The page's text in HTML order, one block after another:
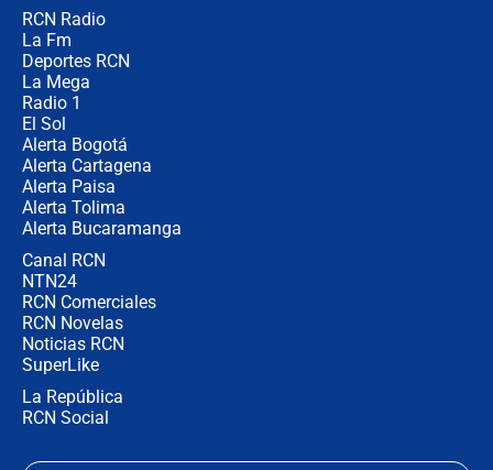
RCN Radio
La Fm
Deportes RCN
La Mega
Radio 1
El Sol
Alerta Bogotá
Alerta Cartagena
Alerta Paisa
Alerta Tolima
Alerta Bucaramanga
Canal RCN
NTN24
RCN Comerciales
RCN Novelas
Noticias RCN
SuperLike
La República
RCN Social